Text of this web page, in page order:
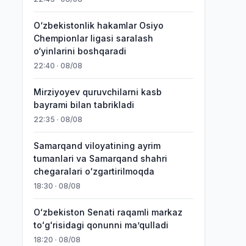
O‘zbekistonlik hakamlar Osiyo
Chempionlar ligasi saralash
o‘yinlarini boshqaradi
22:40 · 08/08
Mirziyoyev quruvchilarni kasb
bayrami bilan tabrikladi
22:35 · 08/08
Samarqand viloyatining ayrim
tumanlari va Samarqand shahri
chegaralari oʻzgartirilmoqda
18:30 · 08/08
Oʻzbekiston Senati raqamli markaz
toʻgʻrisidagi qonunni maʼqulladi
18:20 · 08/08